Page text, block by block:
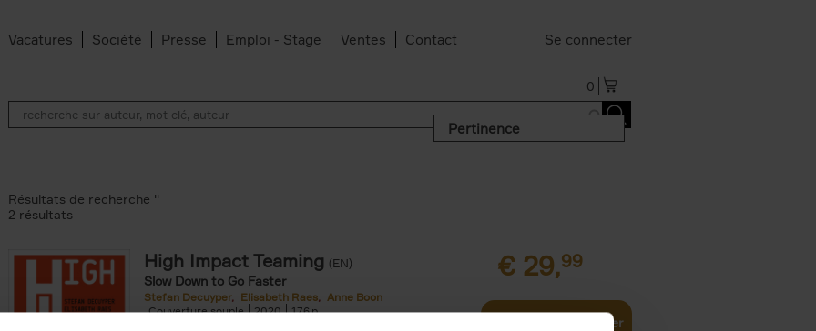
Vacatures Société Presse Emploi - Stage Ventes Contact Se connecter
0
Pertinence
Résultats de recherche ''
2 résultats
High Impact Teaming (EN)
Slow Down to Go Faster
Stefan Decuyper Elisabeth Raes
Anne Boon
Couverture souple
2020 176
€ 29,99
Ajouter au panier